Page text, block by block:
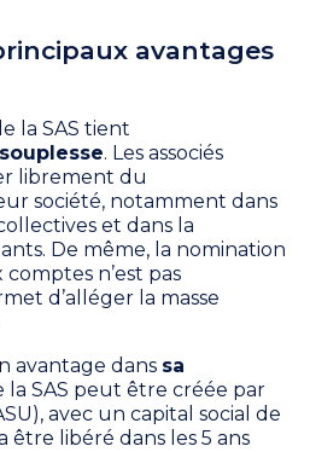
avantages
la SAS tient
. Les associés
librement du
société, notamment dans
et dans la
De même, la nomination
comptes n’est pas
d’alléger la masse
avantage dans sa
la SAS peut être créée par
avec un capital social de
être libéré dans les 5 ans